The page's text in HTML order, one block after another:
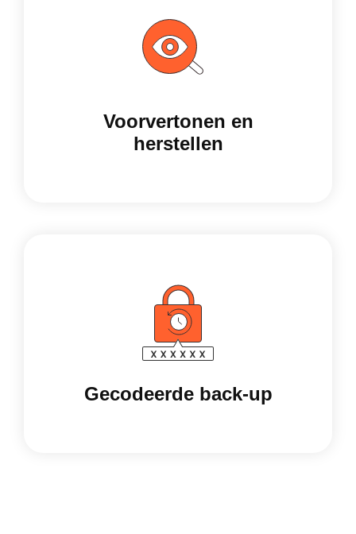
Voorvertonen en
herstellen
Gecodeerde back-up